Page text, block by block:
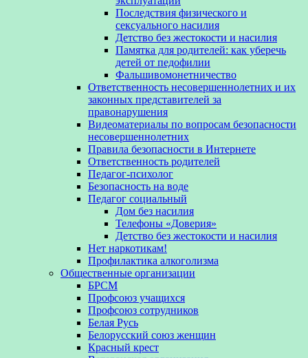
Последствия физического и
сексуального насилия
Детство без жестокости и насилия
Памятка для родителей: как уберечь
детей от педофилии
Фальшивомонетничество
Ответственность несовершеннолетних и их
законных представителей за
правонарушения
Видеоматериалы по вопросам безопасности
несовершеннолетних
Правила безопасности в Интернете
Ответственность родителей
Педагог-психолог
Безопасность на воде
Педагог социальный
Дом без насилия
Телефоны «Доверия»
Детство без жестокости и насилия
Нет наркотикам!
Профилактика алкоголизма
Общественные организации
БРСМ
Профсоюз учащихся
Профсоюз сотрудников
Белая Русь
Белорусский союз женщин
Красный крест